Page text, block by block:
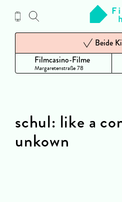
Inhalt
Filmcasino-Filme
Margaretenstraße 78
Beide
schul: like a
unkown